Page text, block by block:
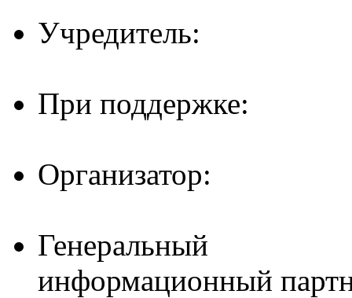
Учредитель:
При поддержке:
Организатор:
Генеральный
информационный